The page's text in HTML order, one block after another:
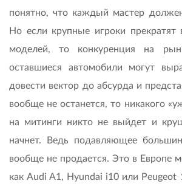
понятно, что каждый мастер
Но если крупные игроки прекратят
моделей, то конкуренция на
оставшиеся автомобили могут
довести вектор до абсурда и
вообще не останется, то никакого
на митинги никто не выйдет и
начнет. Ведь подавляющее
вообще не продается. Это в Европе
как Audi A1, Hyundai i10 или